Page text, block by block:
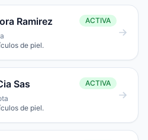
Ramirez ACTIVA
de piel.
Sas ACTIVA
de piel.